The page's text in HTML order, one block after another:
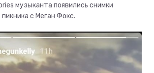
музыканта появились снимки
с Меган Фокс.